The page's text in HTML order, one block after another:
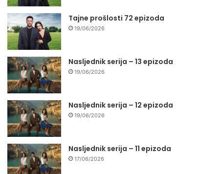
Tajne prošlosti 72 epizoda
19/06/2026
Nasljednik serija – 13 epizoda
19/06/2026
Nasljednik serija – 12 epizoda
19/06/2026
Nasljednik serija – 11 epizoda
17/06/2026